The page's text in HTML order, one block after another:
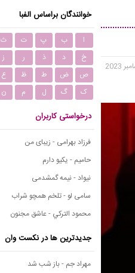
خوانندگان براساس الفبا
ا ب پ ت ث
خ
د ذ ر ز
ص
ض ط ظ ع
ک
گ ل م ن
درخواستی کاربران
فرزاد بهرامی - زیبای من
حامیم - یکیو دارم
نیواد - نیمه گمشدمی
سامی لو - تلخم همچو شراب
محمود التركي - عاشق مجنون
جدیدترین ها در نکست وان
مهراد جم - باز شب شد